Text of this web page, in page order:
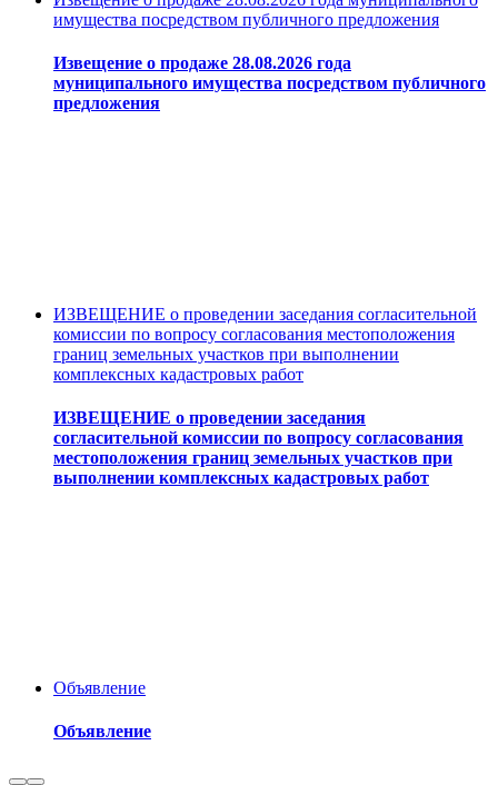
имущества посредством публичного предложения
Извещение о продаже 28.08.2026 года
муниципального имущества посредством публичного
предложения
ИЗВЕЩЕНИЕ о проведении заседания согласительной
комиссии по вопросу согласования местоположения
границ земельных участков при выполнении
комплексных кадастровых работ
ИЗВЕЩЕНИЕ о проведении заседания
согласительной комиссии по вопросу согласования
местоположения границ земельных участков при
выполнении комплексных кадастровых работ
Объявление
Объявление